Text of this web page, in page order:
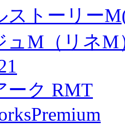
ストーリー
ュM（リネM
ーク RMT